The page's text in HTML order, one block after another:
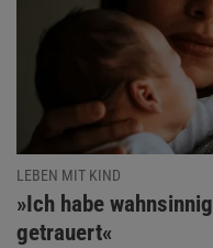
LEBEN MIT KIND
:
»Ich habe
getrauert«